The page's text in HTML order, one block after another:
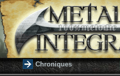
Chroniques